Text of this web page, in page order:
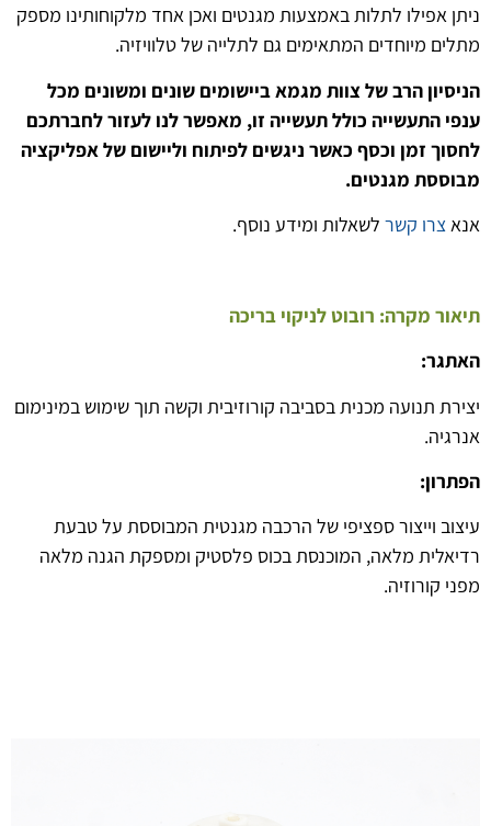
ניתן אפילו לתלות באמצעות מגנטים ואכן אחד מלקוחותינו מספק
מתלים מיוחדים המתאימים גם לתלייה של טלוויזיה.
הניסיון הרב של צוות מגמא ביישומים שונים ומשונים מכל
ענפי התעשייה כולל תעשייה זו, מאפשר לנו לעזור לחברתכם
לחסוך זמן וכסף כאשר ניגשים לפיתוח וליישום של אפליקציה
מבוססת מגנטים.
אנאצרו קשר לשאלות ומידע נוסף.
תיאור מקרה: רובוט לניקוי בריכה
האתגר:
יצירת תנועה מכנית בסביבה קורוזיבית וקשה תוך שימוש במינימום
אנרגיה.
הפתרון:
עיצוב וייצור ספציפי של הרכבה מגנטית המבוססת על טבעת
רדיאלית מלאה, המוכנסת בכוס פלסטיק ומספקת הגנה מלאה
מפני קורוזיה.